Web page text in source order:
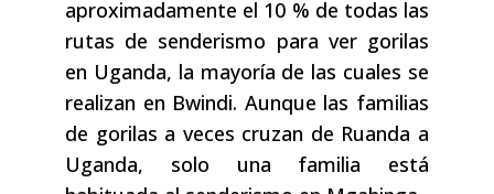
aproximadamente el 10 % de todas las
rutas de senderismo para ver gorilas
en Uganda, la mayoría de las cuales se
realizan en Bwindi. Aunque las familias
de gorilas a veces cruzan de Ruanda a
Uganda, solo una familia está